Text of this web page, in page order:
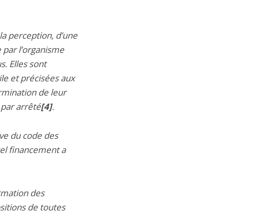
perception, d’une
l’organisme
Elles sont
et précisées aux
de leur
arrêté[4].
du code des
financement a
des
de toutes